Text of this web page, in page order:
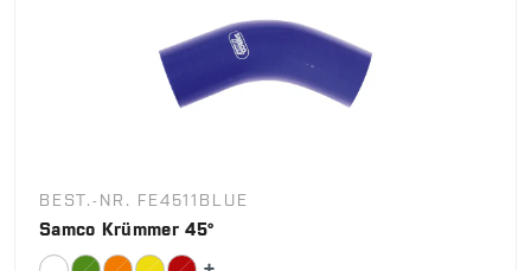
BEST.-NR. FE4511BLUE
Samco Krümmer 45°